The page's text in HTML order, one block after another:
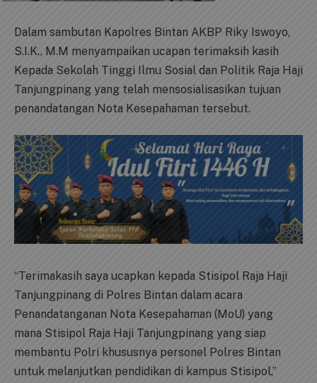
Dalam sambutan Kapolres Bintan AKBP Riky Iswoyo,
S.I.K., M.M menyampaikan ucapan terimaksih kasih
Kepada Sekolah Tinggi Ilmu Sosial dan Politik Raja Haji
Tanjungpinang yang telah mensosialisasikan tujuan
penandatangan Nota Kesepahaman tersebut.
“Terimakasih saya ucapkan kepada Stisipol Raja Haji
Tanjungpinang di Polres Bintan dalam acara
Penandatanganan Nota Kesepahaman (MoU) yang
mana Stisipol Raja Haji Tanjungpinang yang siap
membantu Polri khususnya personel Polres Bintan
untuk melanjutkan pendidikan di kampus Stisipol,”